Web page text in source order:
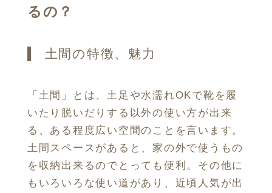
るの？
土間の特徴、魅力
「土間」とは、土足や水濡れOKで靴を履
いたり脱いだりする以外の使い方が出来
る、ある程度広い空間のことを言います。
土間スペースがあると、家の外で使うもの
を収納出来るのでとっても便利。その他に
もいろいろな使い道があり、近頃人気が出